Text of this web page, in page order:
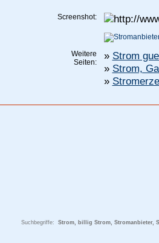
Screenshot:
Weitere
Seiten:
» Strom
» Strom,
»
Suchbegriffe: Strom, billig Strom, Stromanbieter,